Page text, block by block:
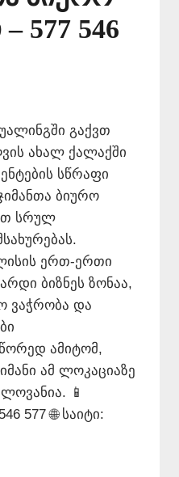
577 546
გაქვთ
ახალ ქალაქში
სწრაფი
ბიურო
სრულ
ერთ-ერთი
ბიზნეს ზონაა,
ვაჭრობა და
ამიტომ,
ამ ლოკაციაზე
📱
577 🌐 საიტი: